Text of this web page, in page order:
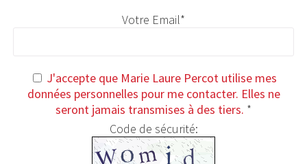
Votre Email*
J'accepte que Marie Laure Percot utilise mes
données personnelles pour me contacter. Elles ne
seront jamais transmises à des tiers. *
Code de sécurité: